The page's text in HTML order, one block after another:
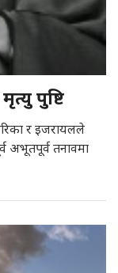
पुष्टि
र इजरायलले
अभूतपूर्व तनावमा